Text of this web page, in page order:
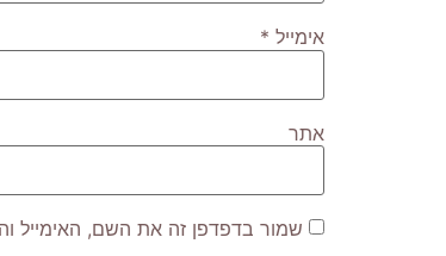
אימייל *
אתר
שמור בדפדפן זה את השם, האימייל